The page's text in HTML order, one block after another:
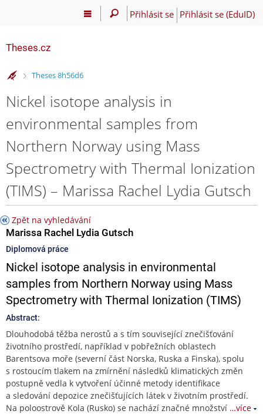
Přihlásit se Přihlásit se (EduID)
Theses.cz
>
Theses 8h56d6
Nickel isotope analysis in
environmental samples from
Northern Norway using Mass
Spectrometry with Thermal Ionization
(TIMS) – Marissa Rachel Lydia Gutsch
Zpět na vyhledávání
Marissa Rachel Lydia Gutsch
Diplomová práce
Nickel isotope analysis in environmental
samples from Northern Norway using Mass
Spectrometry with Thermal Ionization (TIMS)
Abstract:
Dlouhodobá těžba nerostů a s tím související znečišťování
životního prostředí, například v pobřežních oblastech
Barentsova moře (severní část Norska, Ruska a Finska), spolu
s rostoucím tlakem na zmírnění následků klimatických změn
postupně vedla k vytvoření účinné metody identifikace
a sledování depozice znečišťujících látek v životním prostředí.
Na poloostrově Kola (Rusko) se nachází značné množství …více